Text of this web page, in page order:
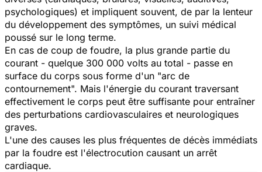
psychologiques) et impliquent souvent, de par la lenteur
du développement des symptômes, un suivi médical
poussé sur le long terme.
En cas de coup de foudre, la plus grande partie du
courant - quelque 300 000 volts au total - passe en
surface du corps sous forme d'un "arc de
contournement". Mais l'énergie du courant traversant
effectivement le corps peut être suffisante pour entraîner
des perturbations cardiovasculaires et neurologiques
graves.
L'une des causes les plus fréquentes de décès immédiats
par la foudre est l'électrocution causant un arrêt
cardiaque.